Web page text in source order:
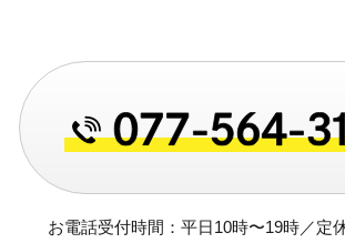
お電話受付時間：平日10時〜19時／定